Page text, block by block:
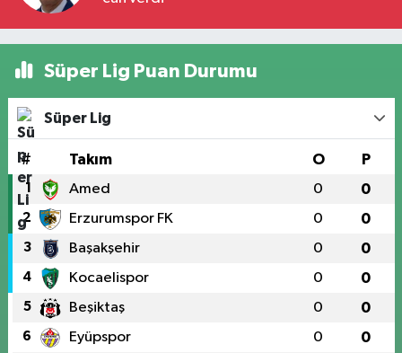
Süper Lig Puan Durumu
Süper Lig
# Takım O P
1 Amed 0 0
2 Erzurumspor FK 0 0
3 Başakşehir 0 0
4 Kocaelispor 0 0
5 Beşiktaş 0 0
6 Eyüpspor 0 0